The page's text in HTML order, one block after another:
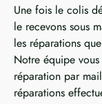
Une fois le colis
le recevons sous
les réparations
Notre équipe
réparation par
réparations